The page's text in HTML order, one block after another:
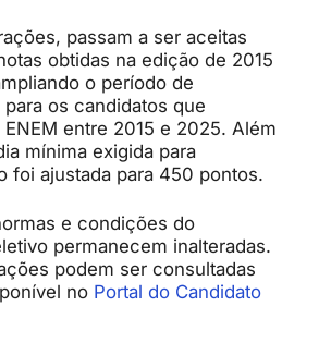
passam a ser aceitas
obtidas na edição de 2015
o período de
os candidatos que
ENEM entre 2015 e 2025. Além
mínima exigida para
foi ajustada para 450 pontos.
e condições do
permanecem inalteradas.
podem ser consultadas
no Portal do Candidato